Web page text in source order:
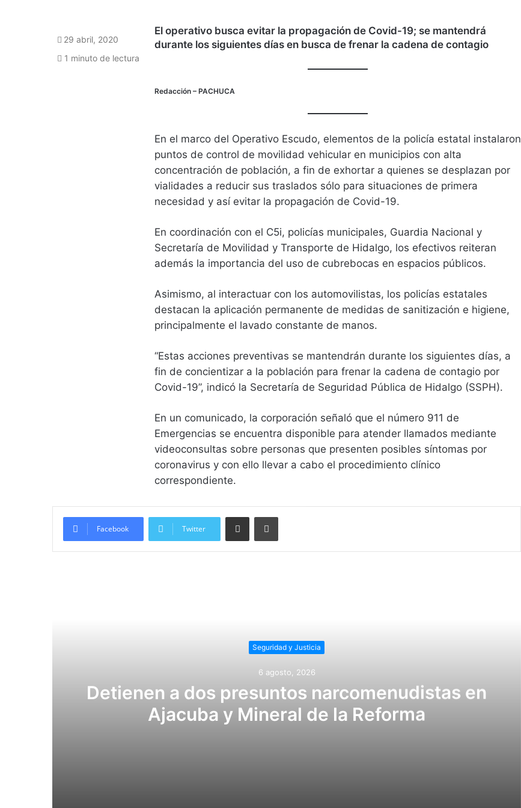
El operativo busca evitar la propagación de Covid-19; se mantendrá
durante los siguientes días en busca de frenar la cadena de contagio
Redacción – PACHUCA
En el marco del Operativo Escudo, elementos de la policía estatal instalaron
puntos de control de movilidad vehicular en municipios con alta
concentración de población, a fin de exhortar a quienes se desplazan por
vialidades a reducir sus traslados sólo para situaciones de primera
necesidad y así evitar la propagación de Covid-19.
En coordinación con el C5i, policías municipales, Guardia Nacional y
Secretaría de Movilidad y Transporte de Hidalgo, los efectivos reiteran
además la importancia del uso de cubrebocas en espacios públicos.
Asimismo, al interactuar con los automovilistas, los policías estatales
destacan la aplicación permanente de medidas de sanitización e higiene,
principalmente el lavado constante de manos.
“Estas acciones preventivas se mantendrán durante los siguientes días, a
fin de concientizar a la población para frenar la cadena de contagio por
Covid-19”, indicó la Secretaría de Seguridad Pública de Hidalgo (SSPH).
En un comunicado, la corporación señaló que el número 911 de
Emergencias se encuentra disponible para atender llamados mediante
videoconsultas sobre personas que presenten posibles síntomas por
coronavirus y con ello llevar a cabo el procedimiento clínico
correspondiente.
29 abril, 2020
1 minuto de lectura
Facebook Twitter
Compartir vía email Imprimir
Seguridad y Justicia
6 agosto, 2026
Detienen a dos presuntos narcomenudistas en
Ajacuba y Mineral de la Reforma